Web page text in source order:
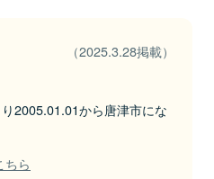
（2025.3.28掲載）
2005.01.01から唐津市にな
ちら